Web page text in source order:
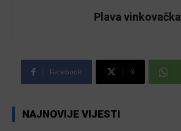
Plava vinkovačka
Facebook X
NAJNOVIJE VIJESTI